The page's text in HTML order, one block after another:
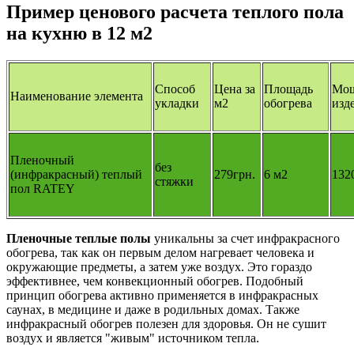
Пример ценового расчета теплого пола
на кухню в 12 м2
Наименование элемента
Способ
укладки
Цена за
м2
Площадь
обогрева
Пленочный
(инфракрасный) теплый
пол RATEY
без
стяжки
279грн. 6 м2
Пленочные теплые полы уникальны за счет инфракрасного
обогрева, так как он первым делом нагревает человека и
окружающие предметы, а затем уже воздух. Это гораздо
эффективнее, чем конвекционный обогрев. Подобный
принцип обогрева активно применяется в инфракрасных
саунах, в медицине и даже в родильных домах. Также
инфракрасный обогрев полезен для здоровья. Он не сушит
воздух и является "живым" источником тепла.